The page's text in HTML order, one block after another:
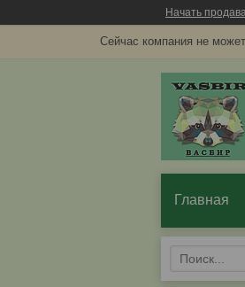
Начать
Сейчас компания не
Главная